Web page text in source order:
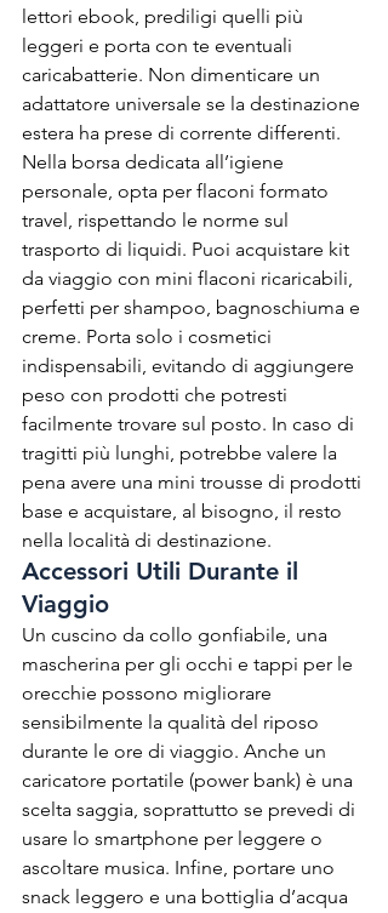
lettori ebook, prediligi quelli più
leggeri e porta con te eventuali
caricabatterie. Non dimenticare un
adattatore universale se la destinazione
estera ha prese di corrente differenti.
Nella borsa dedicata all’igiene
personale, opta per flaconi formato
travel, rispettando le norme sul
trasporto di liquidi. Puoi acquistare kit
da viaggio con mini flaconi ricaricabili,
perfetti per shampoo, bagnoschiuma e
creme. Porta solo i cosmetici
indispensabili, evitando di aggiungere
peso con prodotti che potresti
facilmente trovare sul posto. In caso di
tragitti più lunghi, potrebbe valere la
pena avere una mini trousse di prodotti
base e acquistare, al bisogno, il resto
nella località di destinazione.
Accessori Utili Durante il
Viaggio
Un cuscino da collo gonfiabile, una
mascherina per gli occhi e tappi per le
orecchie possono migliorare
sensibilmente la qualità del riposo
durante le ore di viaggio. Anche un
caricatore portatile (power bank) è una
scelta saggia, soprattutto se prevedi di
usare lo smartphone per leggere o
ascoltare musica. Infine, portare uno
snack leggero e una bottiglia d’acqua